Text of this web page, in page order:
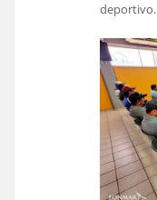
deportivo.